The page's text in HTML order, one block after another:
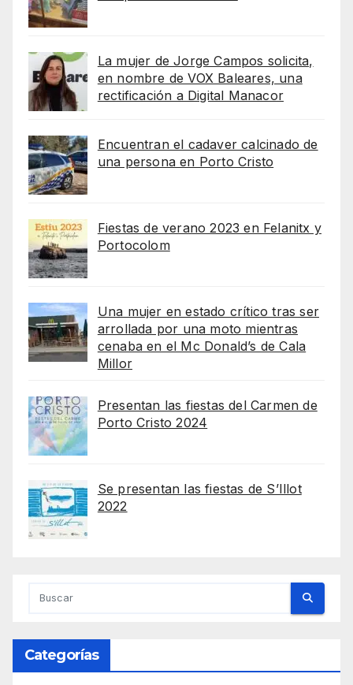
La mujer de Jorge Campos solicita,
en nombre de VOX Baleares, una
rectificación a Digital Manacor
Encuentran el cadaver calcinado de
una persona en Porto Cristo
Fiestas de verano 2023 en Felanitx y
Portocolom
Una mujer en estado crítico tras ser
arrollada por una moto mientras
cenaba en el Mc Donald’s de Cala
Millor
Presentan las fiestas del Carmen de
Porto Cristo 2024
Se presentan las fiestas de S’Illot
2022
Categorías